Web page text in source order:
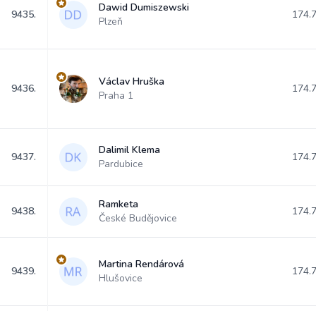
9435.
Dawid Dumiszewski
Plzeň
9436.
Václav Hruška
Praha 1
9437.
Dalimil Klema
Pardubice
9438.
Ramketa
České Budějovice
9439.
Martina Rendárová
Hlušovice